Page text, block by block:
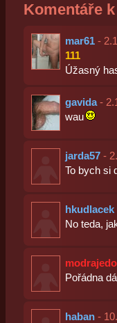
Komentáře
mar61-
111
Úžasný
gavida-
wau
jarda57-
To bych si
hkudlacek
No teda,
Pořádna
haban-